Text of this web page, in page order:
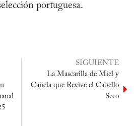
portuguesa.
SIGUIENTE
La Mascarilla de Miel y
Canela que Revive el Cabello
Seco